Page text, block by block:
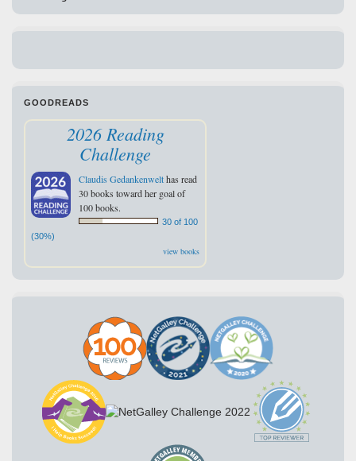
GOODREADS
2026 Reading
Challenge
Claudis Gedankenwelthas read
30 books toward her goal of
100 books.
30 of 100
(30%)
view books